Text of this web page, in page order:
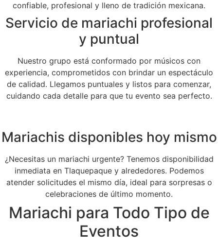
confiable, profesional y lleno de tradición mexicana.
Servicio de mariachi profesional
y puntual
Nuestro grupo está conformado por músicos con
experiencia, comprometidos con brindar un espectáculo
de calidad. Llegamos puntuales y listos para comenzar,
cuidando cada detalle para que tu evento sea perfecto.
Mariachis disponibles hoy mismo
¿Necesitas un mariachi urgente? Tenemos disponibilidad
inmediata en Tlaquepaque y alrededores. Podemos
atender solicitudes el mismo día, ideal para sorpresas o
celebraciones de último momento.
Mariachi para Todo Tipo de
Eventos